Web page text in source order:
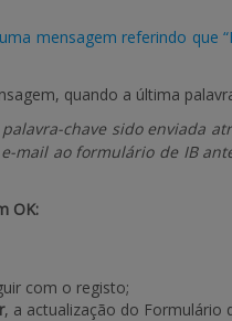
mensagem referindo que
quando a última
chave sido enviada
mail ao formulário de IB
OK:
com o registo;
, a actualização do Formulário